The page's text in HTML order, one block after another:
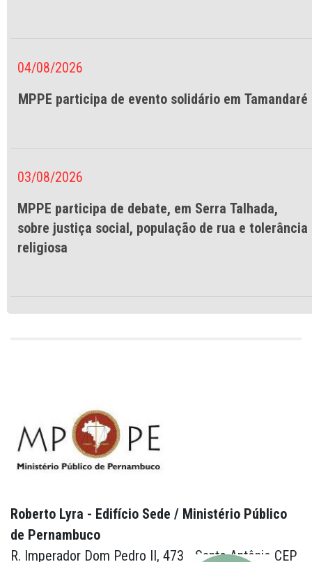
04/08/2026
MPPE participa de evento solidário em Tamandaré
03/08/2026
MPPE participa de debate, em Serra Talhada,
sobre justiça social, população de rua e tolerância
religiosa
Roberto Lyra - Edifício Sede / Ministério Público
de Pernambuco
R. Imperador Dom Pedro II, 473 - Santo Antônio CEP